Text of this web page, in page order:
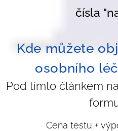
čísla
Kde můžete
osobního
Pod tímto článkem
Cena testu +